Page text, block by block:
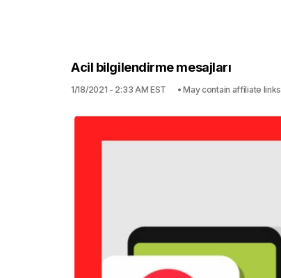
Acil bilgilendirme mesajları
1/18/2021 - 2:33 AM EST • May contain affiliate links